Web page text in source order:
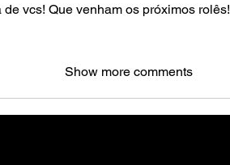
de vcs! Que venham os próximos rolês!
Show more comments